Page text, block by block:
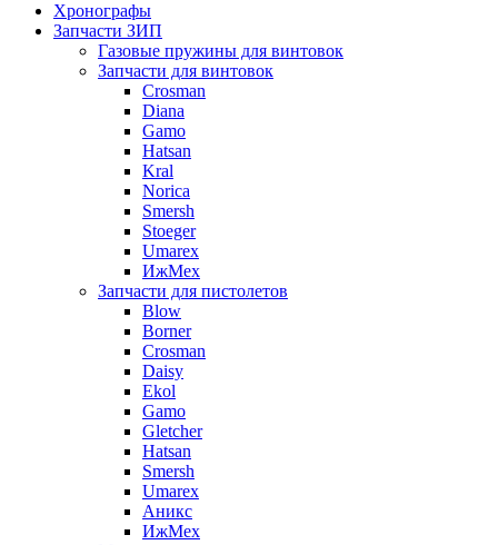
Хронографы
Запчасти ЗИП
Газовые пружины для винтовок
Запчасти для винтовок
Crosman
Diana
Gamo
Hatsan
Kral
Norica
Smersh
Stoeger
Umarex
ИжМех
Запчасти для пистолетов
Blow
Borner
Crosman
Daisy
Ekol
Gamo
Gletcher
Hatsan
Smersh
Umarex
Аникс
ИжМех